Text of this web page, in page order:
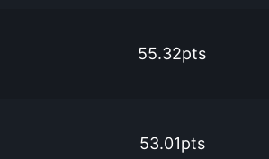
55.32pts
53.01pts